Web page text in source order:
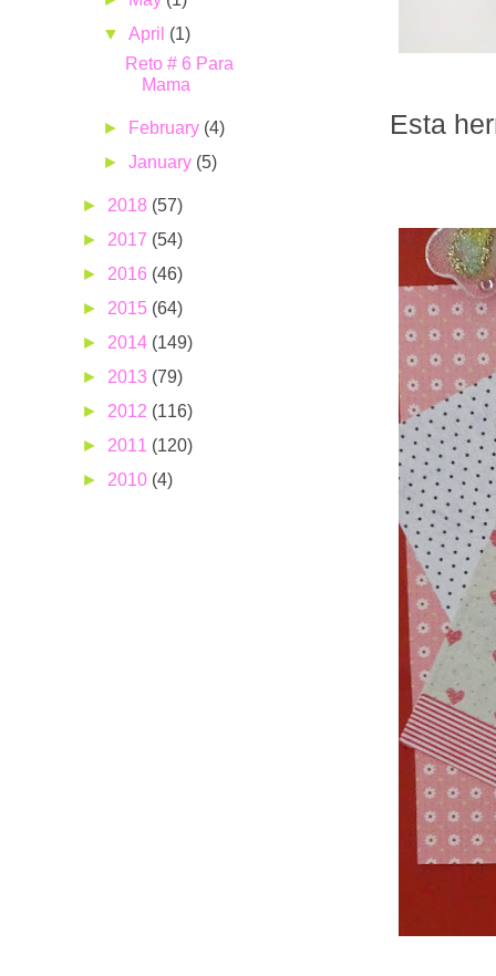
Esta
▼April (1)
Reto # 6 Para
Mama
► February (4)
►January (5)
► 2018 (57)
► 2017 (54)
► 2016 (46)
► 2015 (64)
► 2014 (149)
► 2013 (79)
► 2012 (116)
► 2011 (120)
► 2010 (4)